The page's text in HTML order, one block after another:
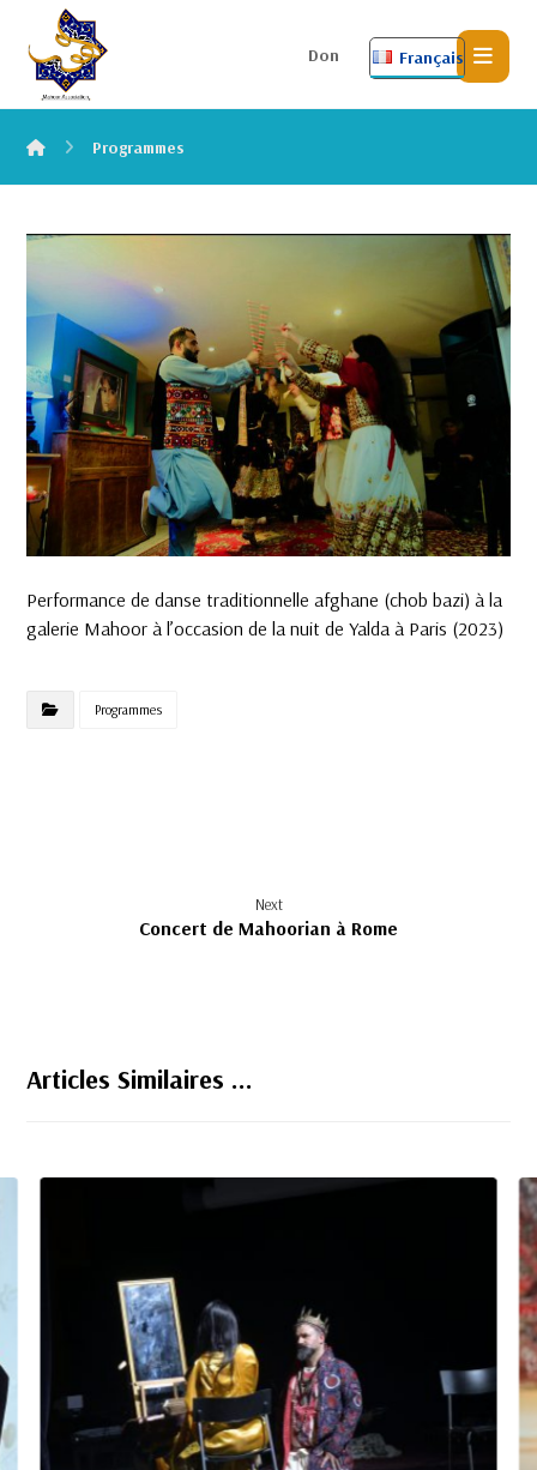
Français
Don
Programmes
Performance de danse traditionnelle afghane (chob bazi) à la
galerie Mahoor à l’occasion de la nuit de Yalda à Paris (2023)
Programmes
Next
Concert de Mahoorian à Rome
Articles Similaires ...